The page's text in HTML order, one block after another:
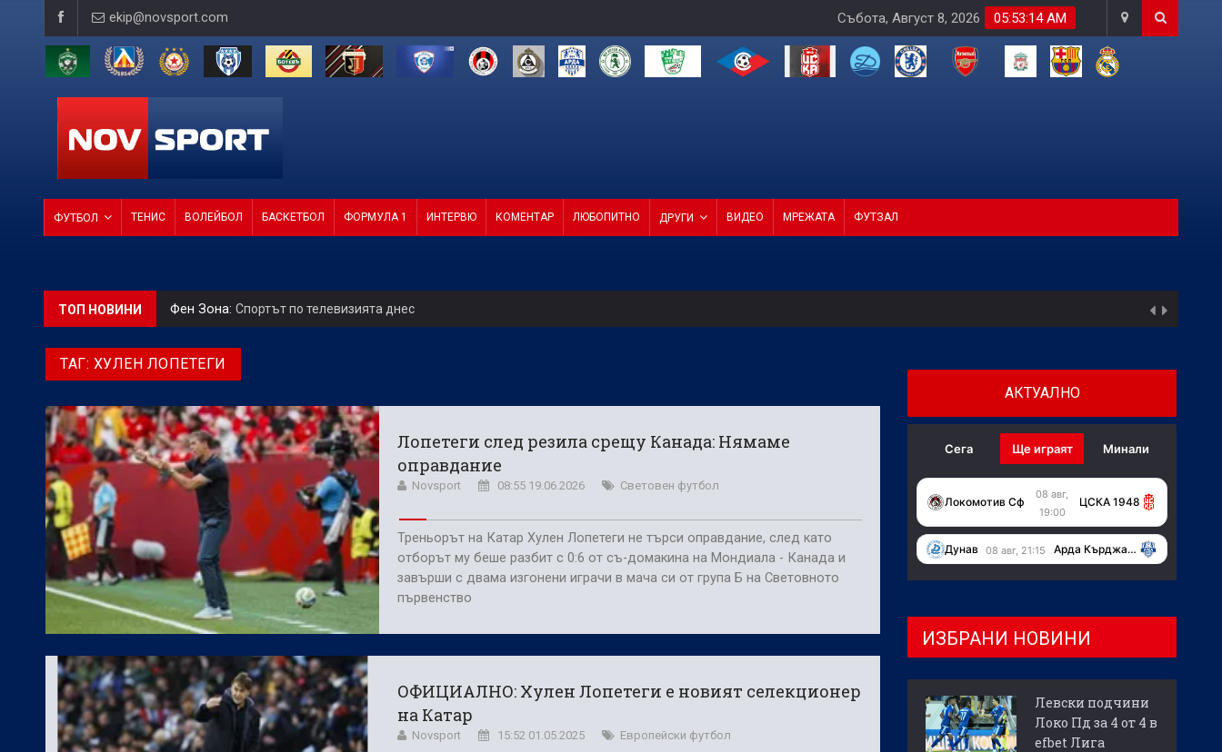
ekip@novsport.com 05:53:15 AM
Събота, Август 8, 2026
ФУТБОЛ ТЕНИС ВОЛЕЙБОЛ БАСКЕТБОЛ ФОРМУЛА 1 ИНТЕРВЮ КОМЕНТАР ЛЮБОПИТНО ДРУГИ ВИДЕО МРЕЖАТА ФУТЗАЛ
ТОП НОВИНИ Фен Зона: Спортът по телевизията днес
БГ Футбол:
БГ Футбол:
БГ Футбол:ЦСКА иска още 3 летни попълнения
БГ Футбол:Контузиите променят трансферните планове на Левски
ТАГ: ХУЛЕН ЛОПЕТЕГИ
Лопетеги след резила срещу Канада: Нямаме
оправдание
Novsport 08:55 19.06.2026 Световен футбол
Треньорът на Катар Хулен Лопетеги не търси оправдание, след като
отборът му беше разбит с 0:6 от съ-домакина на Мондиала - Канада и
завърши с двама изгонени играчи в мача си от група Б на Световното
първенство
ОФИЦИАЛНО: Хулен Лопетеги е новият селекционер
на Катар
Novsport 15:52 01.05.2025 Европейски футбол
АКТУАЛНО
Сега Ще играят Минали
Локомотив Сф
08 авг,
19:00
ЦСКА 1948
Дунав 08 авг, 21:15 Арда Кърджали
ИЗБРАНИ НОВИНИ
Левски подчини
Локо Пд за 4 от 4 в
efbet Лига